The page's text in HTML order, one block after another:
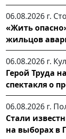
06.08.2026 г.
«Жить
жильцов
06.08.2026 г.
Герой Труда
спектакля о
06.08.2026 г.
Стали
на выборах в